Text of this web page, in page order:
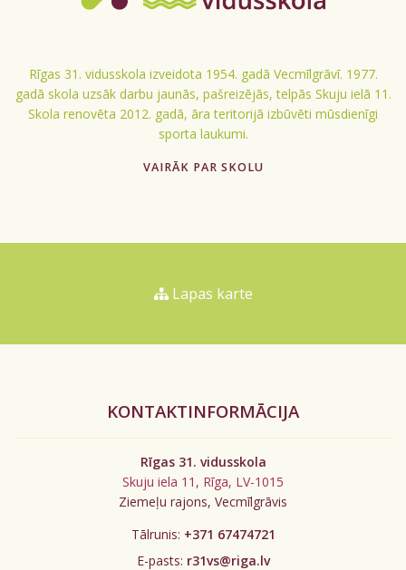
Rīgas 31. vidusskola izveidota 1954. gadā Vecmīlgrāvī. 1977.
gadā skola uzsāk darbu jaunās, pašreizējās, telpās Skuju ielā 11.
Skola renovēta 2012. gadā, āra teritorijā izbūvēti mūsdienīgi
sporta laukumi.
VAIRĀK PAR SKOLU
Lapas karte
KONTAKTINFORMĀCIJA
Rīgas 31. vidusskola
Skuju iela 11, Rīga, LV-1015
Ziemeļu rajons, Vecmīlgrāvis
Tālrunis: +371 67474721
E-pasts: r31vs@riga.lv